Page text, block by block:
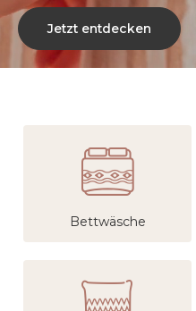
Jetzt entdecken
Bettwäsche